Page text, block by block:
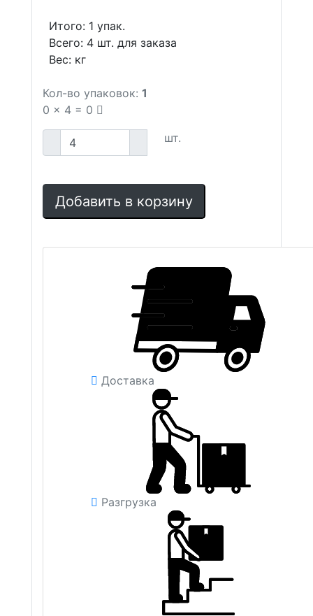
Итого: 1 упак.
Всего: 4 шт. для заказа
Вес: кг
Кол-во упаковок: 1
0 x 4 = 0
шт.
Добавить в корзину
Доставка
Разгрузка